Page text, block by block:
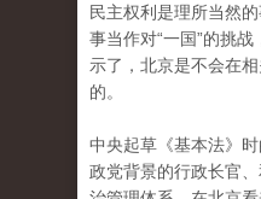
民主权利是理所当然
事当作对“一国”的挑
示了，北京是不会在
的。
中央起草《基本法》
政党背景的行政长官